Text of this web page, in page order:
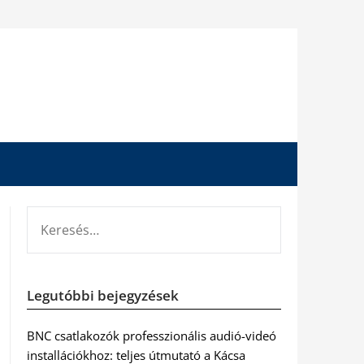
Legutóbbi bejegyzések
BNC csatlakozók professzionális audió-videó
installációkhoz: teljes útmutató a Kácsa